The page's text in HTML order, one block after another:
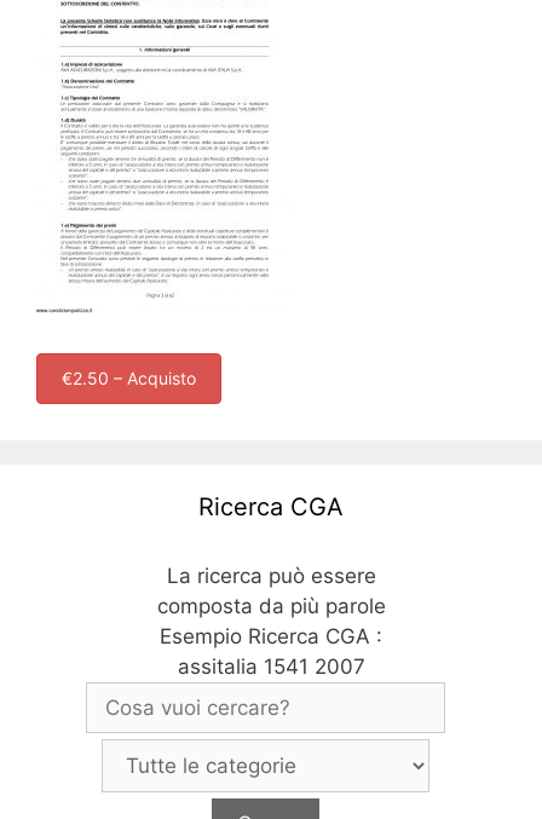
€2.50 – Acquisto
Ricerca CGA
La ricerca può essere
composta da più parole
Esempio Ricerca CGA :
assitalia 1541 2007